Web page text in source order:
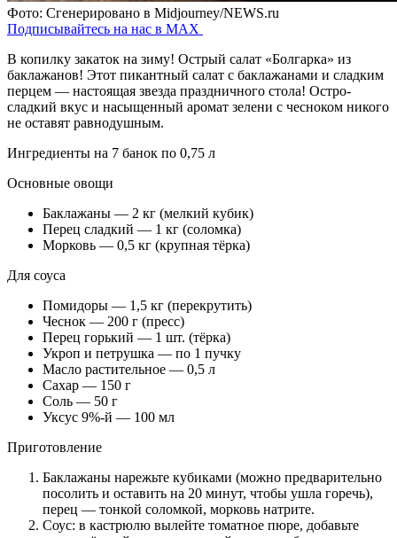
Фото: Сгенерировано в Midjourney/NEWS.ru
Подписывайтесь на нас в MAX
В копилку закаток на зиму! Острый салат «Болгарка» из
баклажанов! Этот пикантный салат с баклажанами и сладким
перцем — настоящая звезда праздничного стола! Остро-
сладкий вкус и насыщенный аромат зелени с чесноком никого
не оставят равнодушным.
Ингредиенты на 7 банок по 0,75 л
Основные овощи
Баклажаны — 2 кг (мелкий кубик)
Перец сладкий — 1 кг (соломка)
Морковь — 0,5 кг (крупная тёрка)
Для соуса
Помидоры — 1,5 кг (перекрутить)
Чеснок — 200 г (пресс)
Перец горький — 1 шт. (тёрка)
Укроп и петрушка — по 1 пучку
Масло растительное — 0,5 л
Сахар — 150 г
Соль — 50 г
Уксус 9%-й — 100 мл
Приготовление
Баклажаны нарежьте кубиками (можно предварительно
посолить и оставить на 20 минут, чтобы ушла горечь),
перец — тонкой соломкой, морковь натрите.
Соус: в кастрюлю вылейте томатное пюре, добавьте